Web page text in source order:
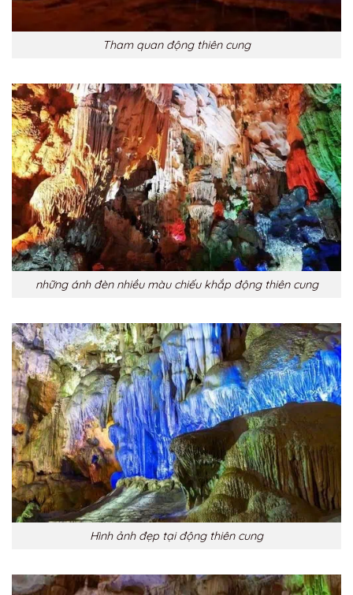
Tham quan động thiên cung
những ánh đèn nhiều màu chiếu khắp động thiên cung
Hình ảnh đẹp tại động thiên cung